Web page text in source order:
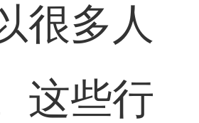
很多人
这些行